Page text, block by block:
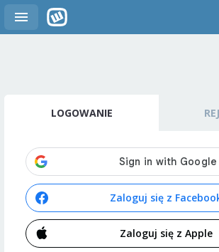
LOGOWANIE
Zaloguj się z
Zaloguj się z Apple